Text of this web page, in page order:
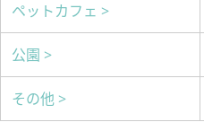
ペットカフェ >
公園 >
その他 >